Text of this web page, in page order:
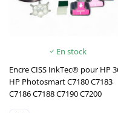
En stock
Encre CISS InkTec® pour HP
HP Photosmart C7180 C7183
C7186 C7188 C7190 C7200